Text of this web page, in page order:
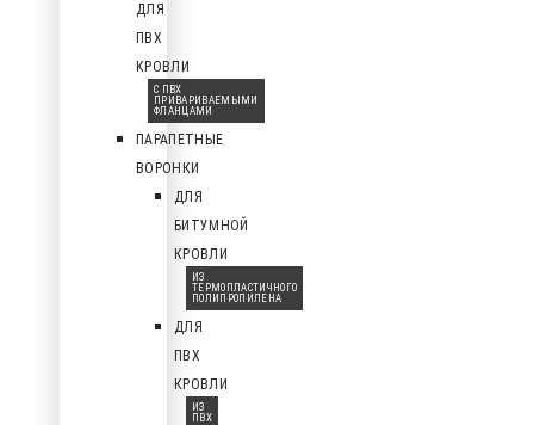
ДЛЯ
ПВХ
КРОВЛИ
С ПВХ
ПРИВАРИВАЕМЫМИ
ФЛАНЦАМИ
ПАРАПЕТНЫЕ
ВОРОНКИ
ДЛЯ
БИТУМНОЙ
КРОВЛИ
ИЗ
ТЕРМОПЛАСТИЧНОГО
ПОЛИПРОПИЛЕНА
ДЛЯ
ПВХ
КРОВЛИ
ИЗ
ПВХ